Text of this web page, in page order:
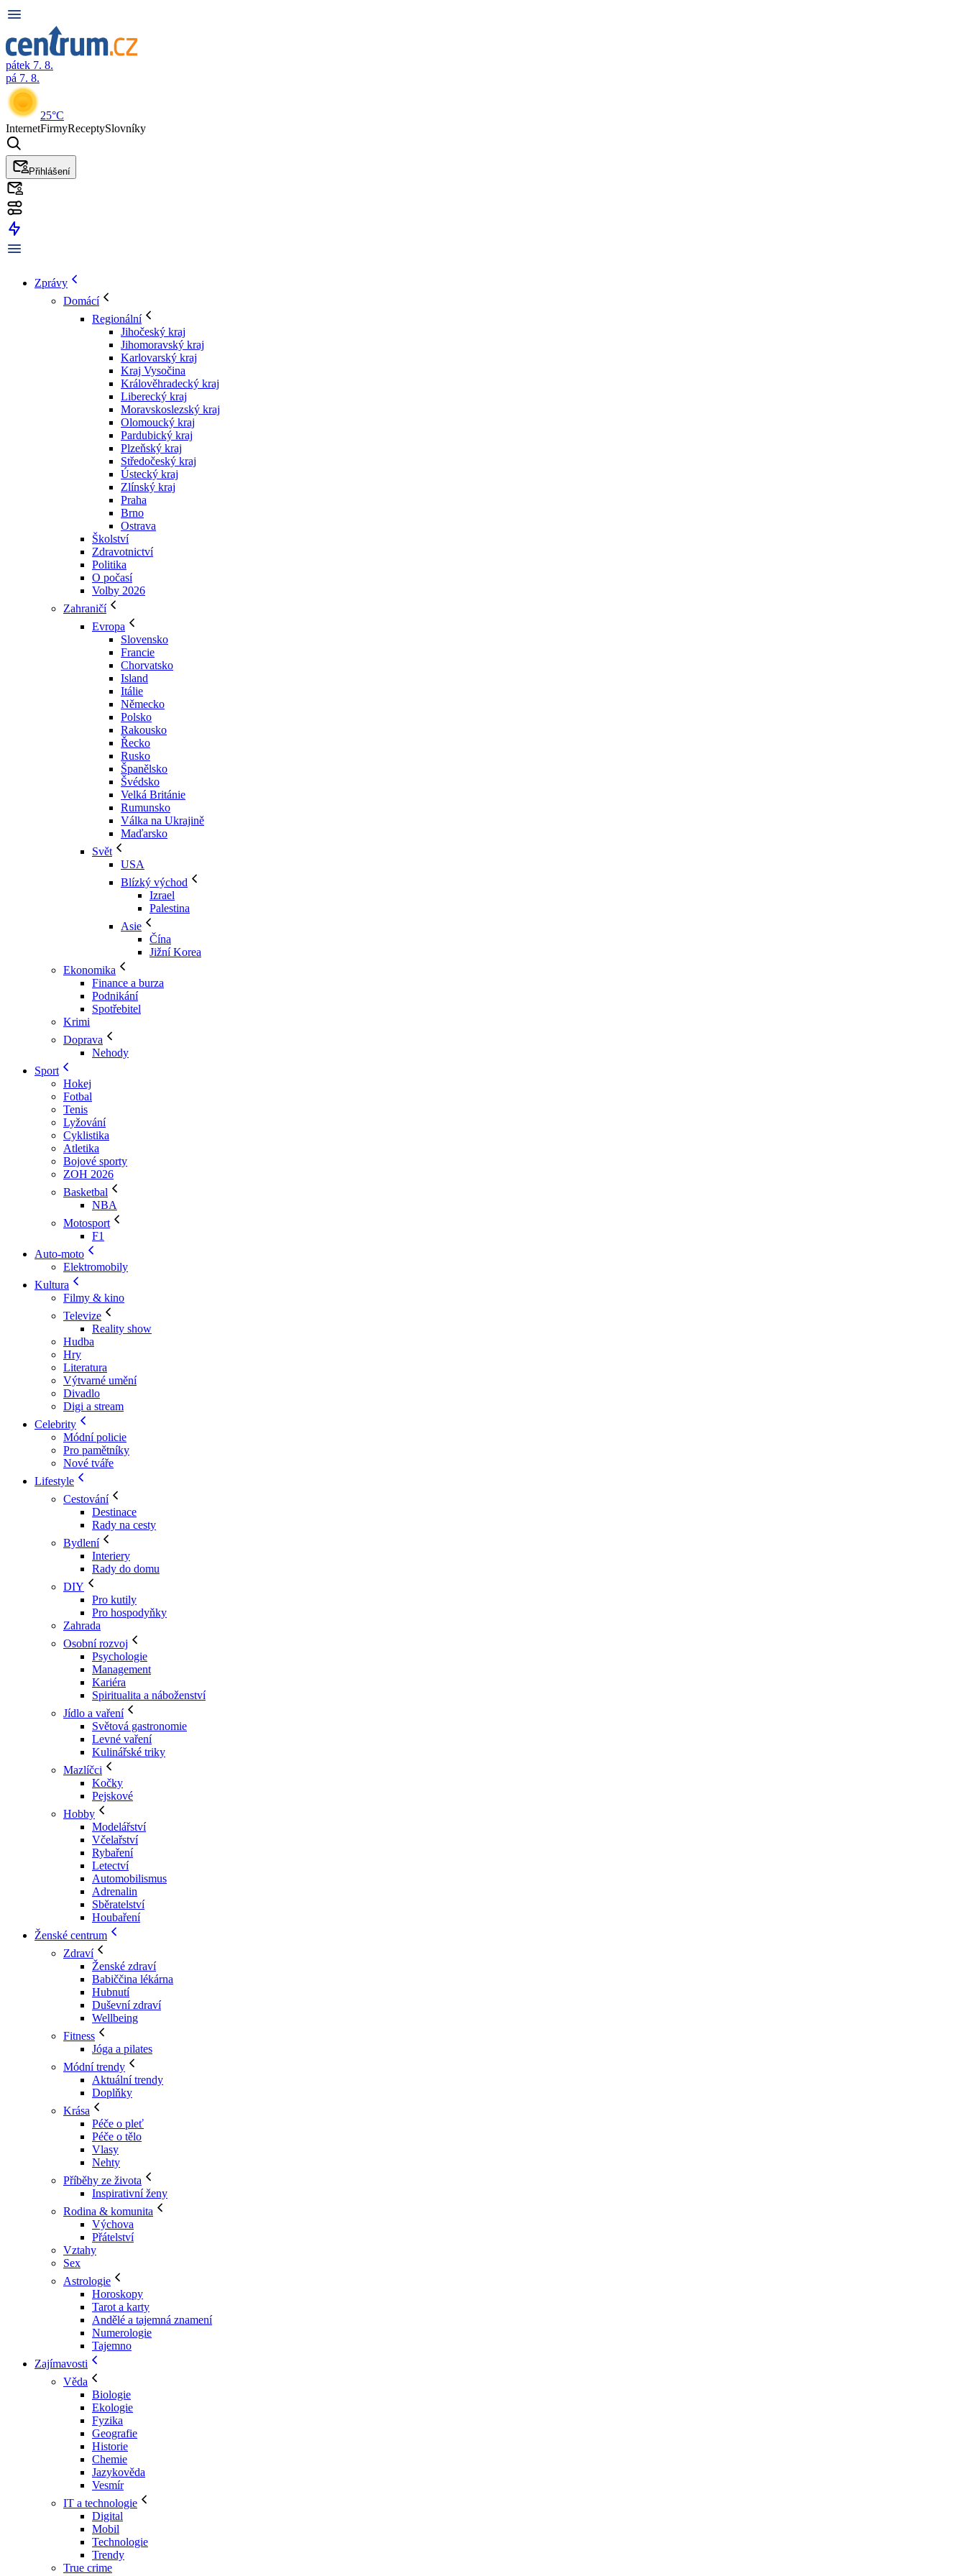
pátek 7. 8.
pá 7. 8.
25°C
InternetFirmyReceptySlovníky
Přihlášení
Zprávy
Domácí
Regionální
Jihočeský kraj
Jihomoravský kraj
Karlovarský kraj
Kraj Vysočina
Králověhradecký kraj
Liberecký kraj
Moravskoslezský kraj
Olomoucký kraj
Pardubický kraj
Plzeňský kraj
Středočeský kraj
Ústecký kraj
Zlínský kraj
Praha
Brno
Ostrava
Školství
Zdravotnictví
Politika
O počasí
Volby 2026
Zahraničí
Evropa
Slovensko
Francie
Chorvatsko
Island
Itálie
Německo
Polsko
Rakousko
Řecko
Rusko
Španělsko
Švédsko
Velká Británie
Rumunsko
Válka na Ukrajině
Maďarsko
Svět
USA
Blízký východ
Izrael
Palestina
Asie
Čína
Jižní Korea
Ekonomika
Finance a burza
Podnikání
Spotřebitel
Krimi
Doprava
Nehody
Sport
Hokej
Fotbal
Tenis
Lyžování
Cyklistika
Atletika
Bojové sporty
ZOH 2026
Basketbal
NBA
Motosport
F1
Auto-moto
Elektromobily
Kultura
Filmy & kino
Televize
Reality show
Hudba
Hry
Literatura
Výtvarné umění
Divadlo
Digi a stream
Celebrity
Módní policie
Pro pamětníky
Nové tváře
Lifestyle
Cestování
Destinace
Rady na cesty
Bydlení
Interiery
Rady do domu
DIY
Pro kutily
Pro hospodyňky
Zahrada
Osobní rozvoj
Psychologie
Management
Kariéra
Spiritualita a náboženství
Jídlo a vaření
Světová gastronomie
Levné vaření
Kulinářské triky
Mazlíčci
Kočky
Pejskové
Hobby
Modelářství
Včelařství
Rybaření
Letectví
Automobilismus
Adrenalin
Sběratelství
Houbaření
Ženské centrum
Zdraví
Ženské zdraví
Babiččina lékárna
Hubnutí
Duševní zdraví
Wellbeing
Fitness
Jóga a pilates
Módní trendy
Aktuální trendy
Doplňky
Krása
Péče o pleť
Péče o tělo
Vlasy
Nehty
Příběhy ze života
Inspirativní ženy
Rodina & komunita
Výchova
Přátelství
Vztahy
Sex
Astrologie
Horoskopy
Tarot a karty
Andělé a tajemná znamení
Numerologie
Tajemno
Zajímavosti
Věda
Biologie
Ekologie
Fyzika
Geografie
Historie
Chemie
Jazykověda
Vesmír
IT a technologie
Digital
Mobil
Technologie
Trendy
True crime